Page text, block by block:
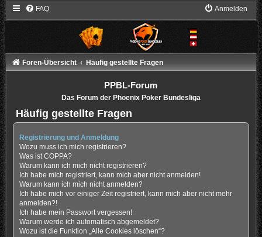
FAQ Anmelden
Foren-Übersicht Häufig gestellte Fragen
PPBL-Forum
Das Forum der Phoenix Poker Bundesliga
Häufig gestellte Fragen
Registrierung und Anmeldung
Wozu muss ich mich registrieren?
Was ist COPPA?
Warum kann ich mich nicht registrieren?
Ich habe mich registriert, kann mich aber nicht anmelden!
Warum kann ich mich nicht anmelden?
Ich habe mich vor einiger Zeit registriert, kann mich aber nicht mehr
anmelden?!
Ich habe mein Passwort vergessen!
Warum werde ich automatisch abgemeldet?
Wozu ist die Funktion „Alle Cookies löschen“?